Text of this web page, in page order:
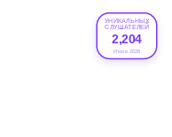
УНИКАЛЬНЫХ
СЛУШАТЕЛЕЙ
2,204
Июле 2026